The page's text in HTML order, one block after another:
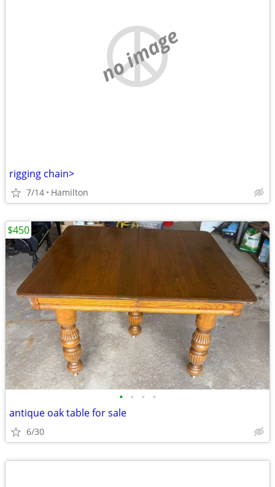
no image
rigging chain>
7/14 Hamilton
• • • •
antique oak table for sale
6/30
$450